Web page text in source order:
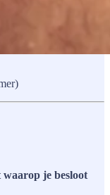
waarop je besloot